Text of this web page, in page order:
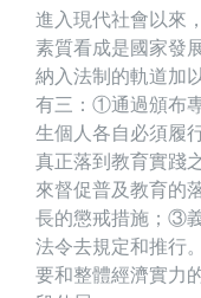
進入現代社會以來
素質看成是國家發
納入法制的軌道加
有三：①通過頒布
生個人各自必須履
真正落到教育實踐
來督促普及教育的
長的懲戒措施；③
法令去規定和推行
要和整體經濟實力